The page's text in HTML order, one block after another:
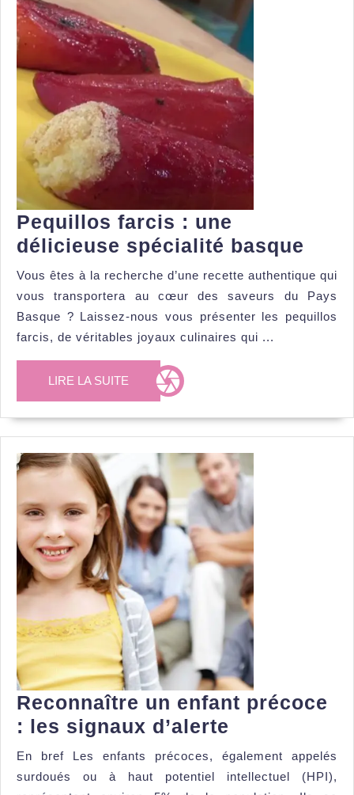
Pequillos farcis : une
délicieuse spécialité basque
:
une
Vous êtes à la recherche d’une recette authentique qui
vous transportera au cœur des saveurs du Pays
Basque ? Laissez-nous vous présenter les pequillos
farcis, de véritables joyaux culinaires qui ...
LIRE LA SUITE
SUITE
Reconnaître un enfant précoce
: les signaux d’alerte
un
enfant
En bref Les enfants précoces, également appelés
surdoués ou à haut potentiel intellectuel (HPI),